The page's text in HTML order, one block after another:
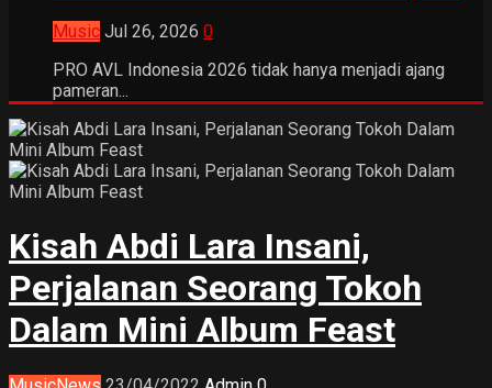
Music Jul 26, 2026 0
PRO AVL Indonesia 2026 tidak hanya menjadi ajang
pameran...
Kisah Abdi Lara Insani,
Perjalanan Seorang Tokoh
Dalam Mini Album Feast